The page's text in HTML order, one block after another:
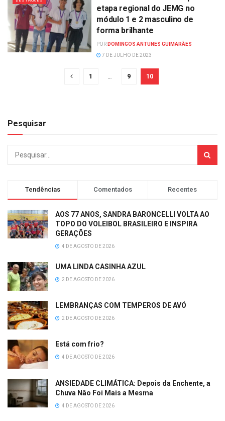
etapa regional do JEMG no
módulo 1 e 2 masculino de
forma brilhante
POR DOMINGOS ANTUNES GUIMARÃES
7 DE JULHO DE 2023
1 … 9 10
Pesquisar
Tendências Comentados Recentes
AOS 77 ANOS, SANDRA BARONCELLI VOLTA AO
TOPO DO VOLEIBOL BRASILEIRO E INSPIRA
GERAÇÕES
4 DE AGOSTO DE 2026
UMA LINDA CASINHA AZUL
2 DE AGOSTO DE 2026
LEMBRANÇAS COM TEMPEROS DE AVÓ
2 DE AGOSTO DE 2026
Está com frio?
4 DE AGOSTO DE 2026
ANSIEDADE CLIMÁTICA: Depois da Enchente, a
Chuva Não Foi Mais a Mesma
4 DE AGOSTO DE 2026